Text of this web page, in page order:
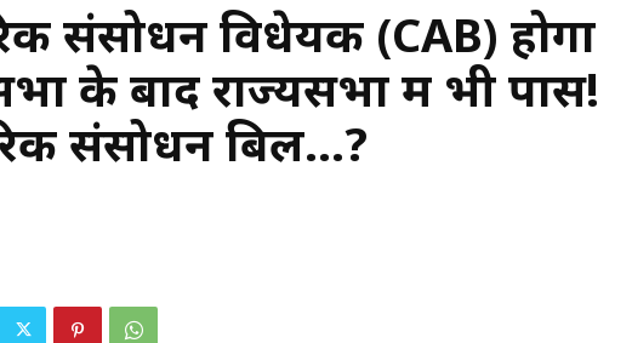
संसोधन विधेयक (CAB) होगा
के बाद राज्यसभा में भी पास!
संसोधन बिल…?